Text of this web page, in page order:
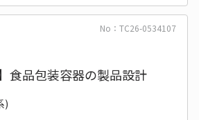
No：TC26-0534107
食品包装容器の製品設計
)